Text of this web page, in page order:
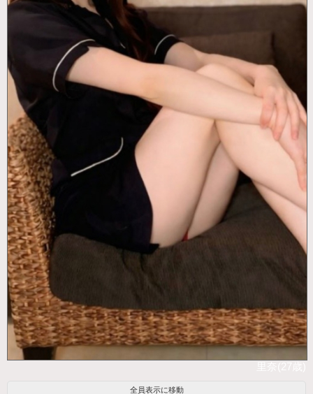
全員表示に移動